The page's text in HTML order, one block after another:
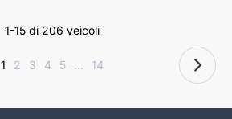
1-15 di 206 veicoli
1 2 3 4 5 ... 14